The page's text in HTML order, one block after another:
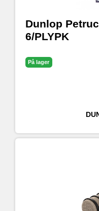
Dunlop
6/PLYPK
På lager